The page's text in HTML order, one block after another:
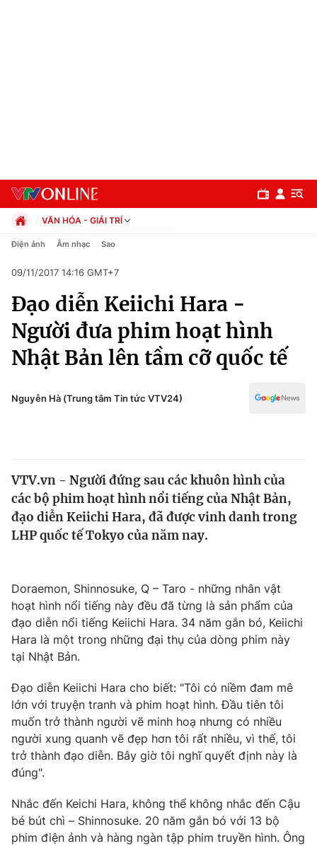
Chuyên mục
Chính trị
Xã hội
Pháp luật
Thế giới
Tin tức
Thế giới đó đây
Kinh tế
Thị trường
Góc doanh nghiệp
Truyền hình
Phim VTV
Hậu trường
Nhân vật
Khán giả
Giải sao mai
Giải trí
Điện ảnh
Âm nhạc
Sao
Đời sống
Du lịch
Làm đẹp
Chất lượng cuộc sống
Giáo dục
Tuyển sinh
Công nghệ
Hitech Công nghệ tương lai
Sản phẩm
Giao lưu trực tuyến
VĂN HÓA - GIẢI TRÍ
Chính trị
Pháp luật
Kinh tế
Thể thao
Truyền hình
Văn hóa - Giải trí
Y tế
Công nghệ
Điện ảnh Âm nhạc Sao
09/11/2017 14:16 GMT+7
Đạo diễn Keiichi Hara -
Người đưa phim hoạt hình
Nhật Bản lên tầm cỡ quốc tế
Nguyễn Hà (Trung tâm Tin tức VTV24)
VTV.vn - Người đứng sau các khuôn hình của
các bộ phim hoạt hình nổi tiếng của Nhật Bản,
đạo diễn Keiichi Hara, đã được vinh danh trong
LHP quốc tế Tokyo của năm nay.
Doraemon, Shinnosuke, Q – Taro - những nhân vật
hoạt hình nổi tiếng này đều đã từng là sản phẩm của
đạo diễn nổi tiếng Keiichi Hara. 34 năm gắn bó, Keiichi
Hara là một trong những đại thụ của dòng phim này
tại Nhật Bản.
Đạo diễn Keiichi Hara cho biết: "Tôi có niềm đam mê
lớn với truyện tranh và phim hoạt hình. Đầu tiên tôi
muốn trở thành người vẽ minh hoạ nhưng có nhiều
người xung quanh vẽ đẹp hơn tôi rất nhiều, vì thế, tôi
trở thành đạo diễn. Bây giờ tôi nghĩ quyết định này là
đúng".
Nhắc đến Keichi Hara, không thể không nhắc đến Cậu
bé bút chì – Shinnosuke. 20 năm gắn bó với 13 bộ
phim điện ảnh và hàng ngàn tập phim truyền hình. Ông